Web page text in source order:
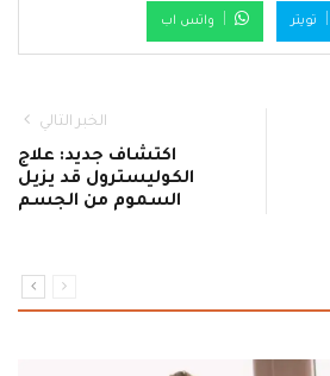
تويتر واتس اب
الخبر التالي
اكتشاف جديد: علاج
الكوليسترول قد يزيل
السموم من الجسم